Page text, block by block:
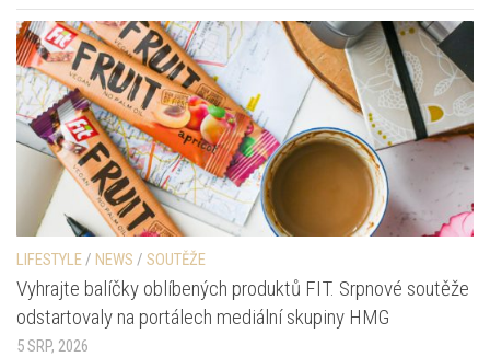
LIFESTYLE/ NEWS / SOUTĚŽE
Vyhrajte balíčky oblíbených produktů FIT. Srpnové soutěže
odstartovaly na portálech mediální skupiny HMG
5 SRP, 2026